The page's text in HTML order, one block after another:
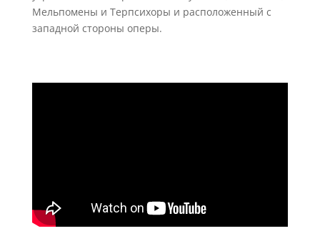
Мельпомены и Терпсихоры и расположенный с
западной стороны оперы.